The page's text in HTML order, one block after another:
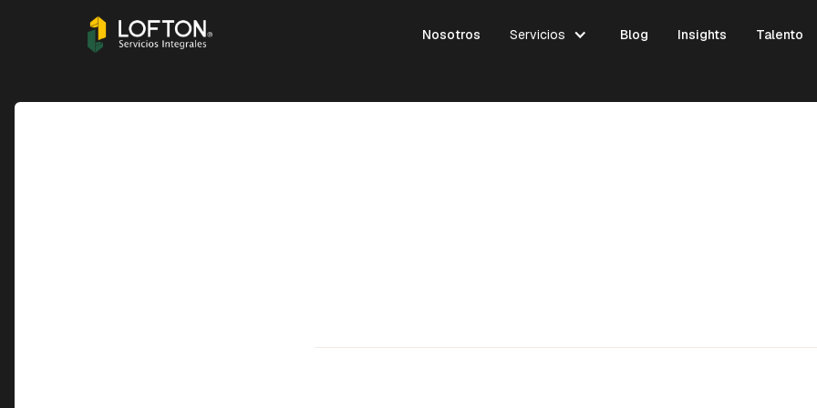
Nosotros Servicios Blog Insights Talento